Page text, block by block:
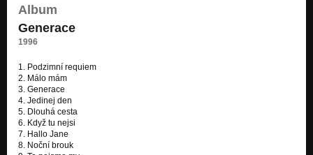
Cizinec (1986)
Nezařazeno
Svět dilema (live 1985)
Nezařazeno
Čaj o páté (live 1985)
Nezařazeno
Vem to na vědomí (live 1985)
Nezařazeno
Album
Generace
1996
1. Podzimní requiem
2. Málo mám
3. Generace
4. Jedinej den
5. Dlouhá cesta
6. Když tu nejsi
7. Hallo Jane
8. Noční brouk